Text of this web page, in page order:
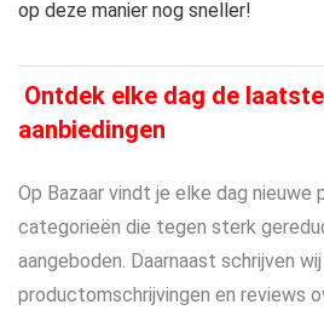
op deze manier nog sneller!
Ontdek elke dag de
aanbiedingen
Op Bazaar vindt je elke dag nieuwe
categorieën die tegen sterk
aangeboden. Daarnaast schrijven
productomschrijvingen en reviews